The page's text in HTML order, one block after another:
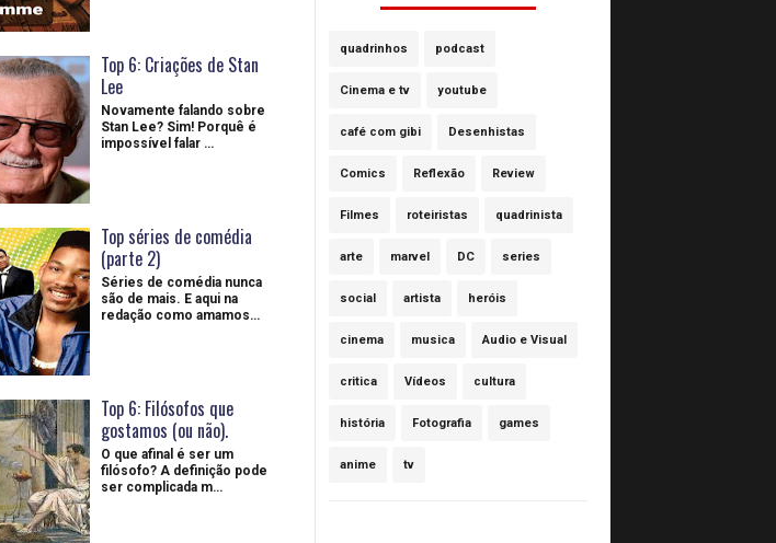
Top 6: Criações de Stan
Lee
Novamente falando sobre
Stan Lee? Sim! Porquê é
impossível falar …
Top séries de comédia
(parte 2)
Séries de comédia nunca
são de mais. E aqui na
redação como amamos…
Top 6: Filósofos que
gostamos (ou não).
O que afinal é ser um
filósofo? A definição pode
ser complicada m…
quadrinhos podcast
Cinema e tv youtube
café com gibi Desenhistas
Comics Reflexão Review
Filmes roteiristas quadrinista
arte marvel DC series
social artista heróis
cinema musica Audio e Visual
critica Vídeos cultura
história Fotografia games
anime tv